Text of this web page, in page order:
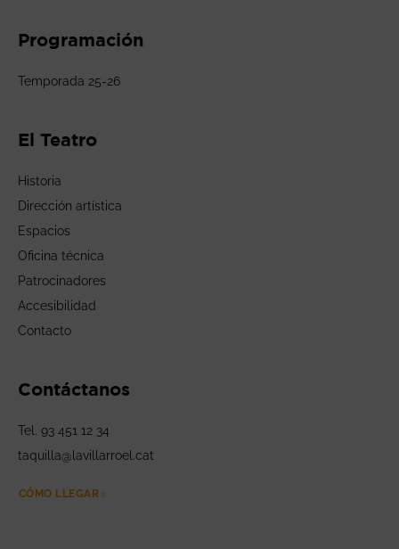
Programación
Temporada 25-26
El Teatro
Historia
Dirección artística
Espacios
Oficina técnica
Patrocinadores
Accesibilidad
Contacto
Contáctanos
Tel. 93 451 12 34
taquilla@lavillarroel.cat
CÓMO LLEGAR